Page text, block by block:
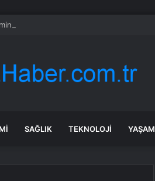
250 milyon TL ceza kesildi
SAĞLIK TEKNOLOJI YAŞAM